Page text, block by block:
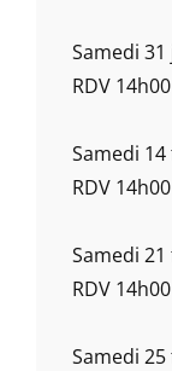
Samedi
RDV
Samedi
RDV
Samedi
RDV
Samedi